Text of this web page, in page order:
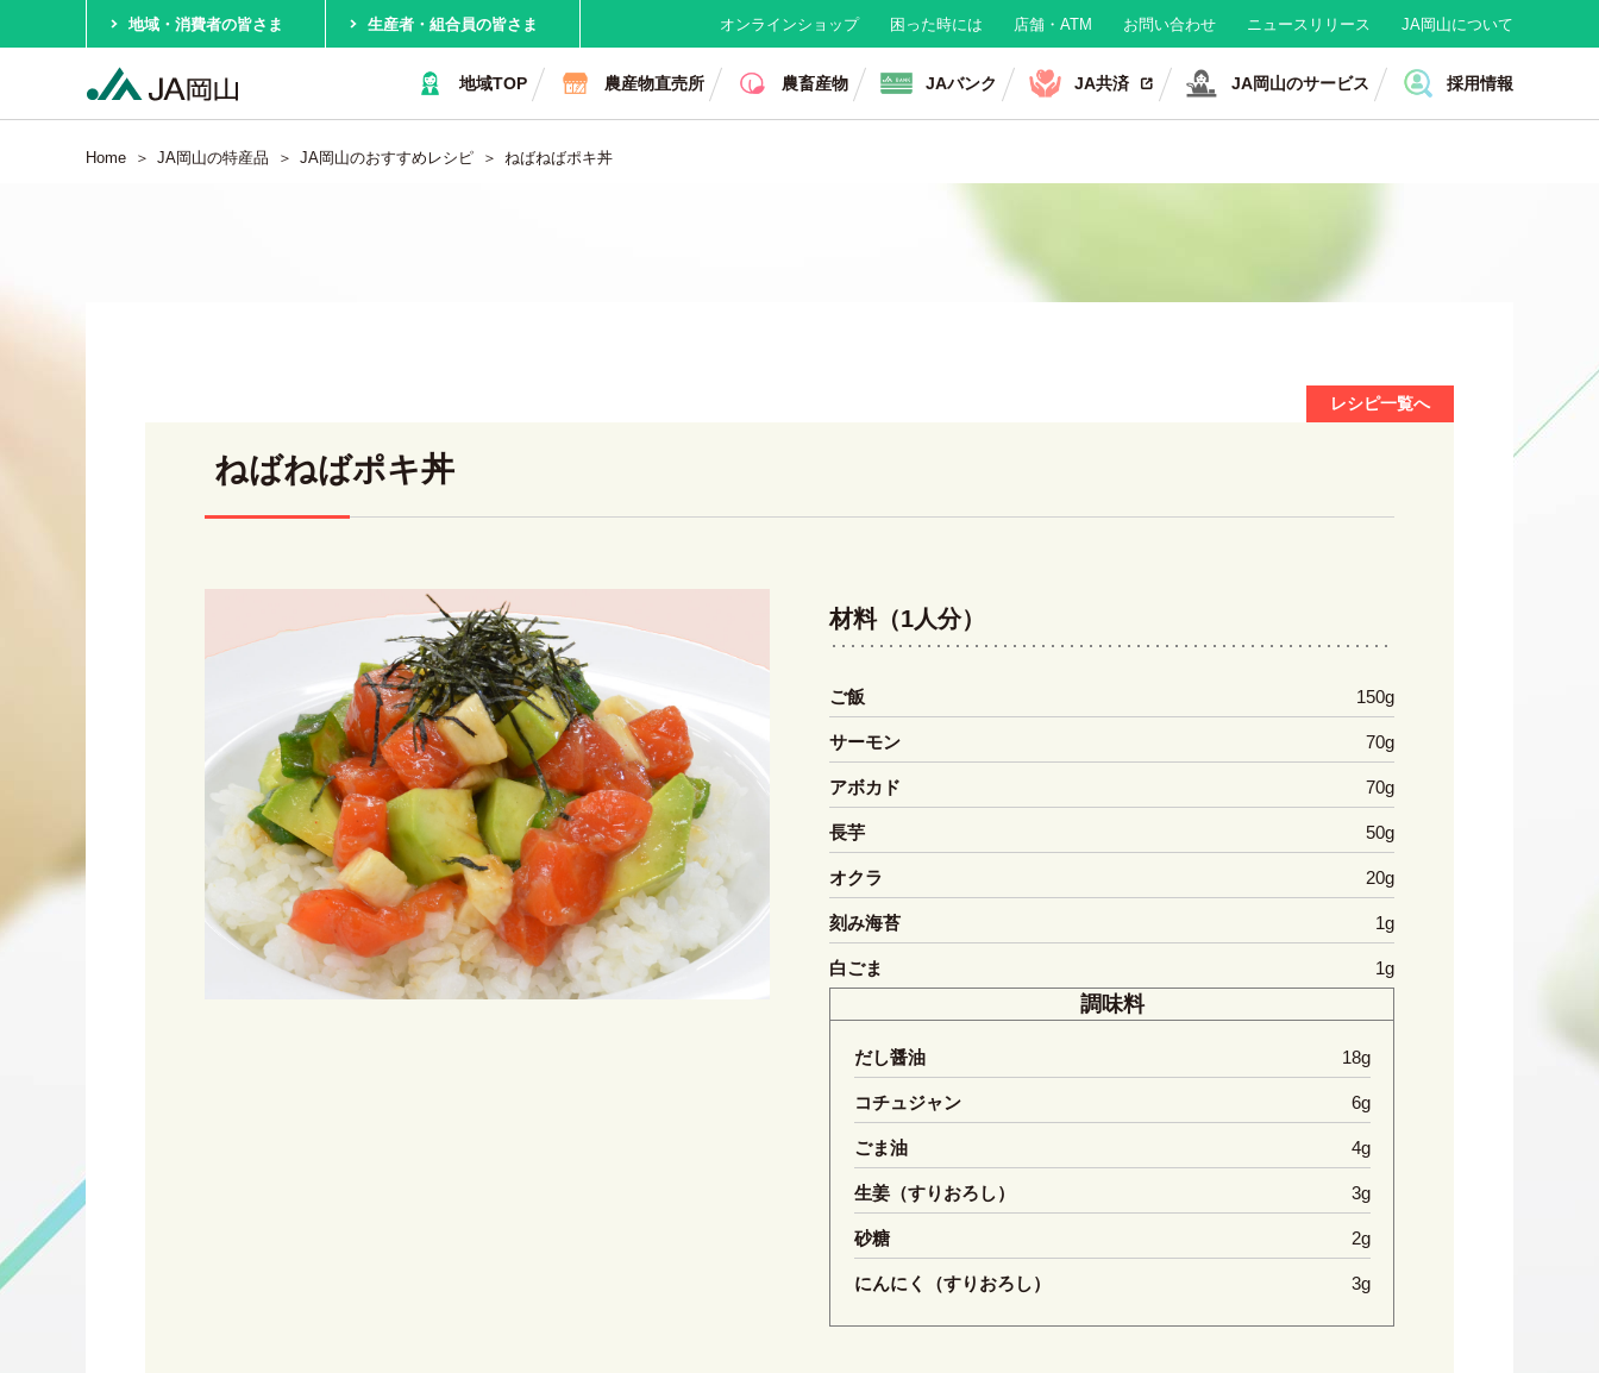
地域・消費者の皆さま 生産者・組合員の皆さま オンラインショップ 困った時には 店舗・ATM お問い合わせ ニュースリリース JA岡山について
地域TOP 農産物直売所 農畜産物 JAバンク JA共済 JA岡山のサービス 採用情報
Home JA岡山の特産品 JA岡山のおすすめレシピ ねばねばポキ丼
レシピ一覧へ
ねばねばポキ丼
材料（1人分）
ご飯 150g
サーモン 70g
アボカド 70g
長芋 50g
オクラ 20g
刻み海苔 1g
白ごま 1g
調味料
だし醤油 18g
コチュジャン 6g
ごま油 4g
生姜（すりおろし） 3g
砂糖 2g
にんにく（すりおろし） 3g